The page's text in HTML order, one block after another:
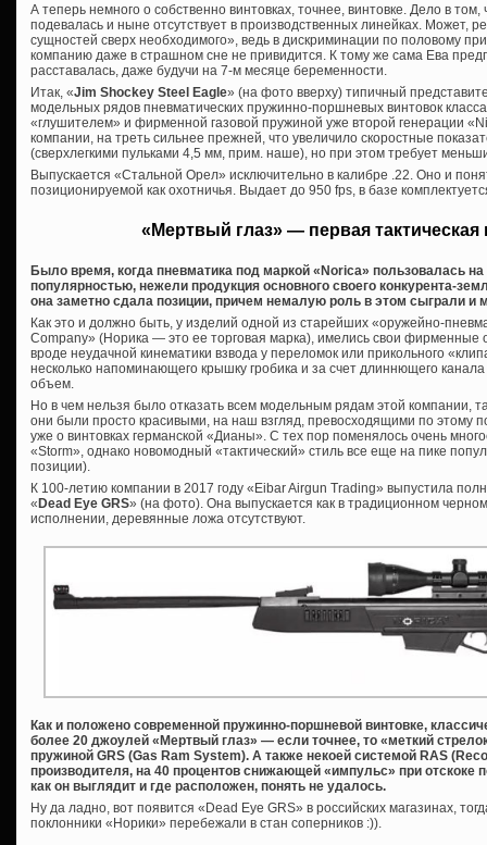
А теперь немного о собственно винтовках, точнее, винтовке. Дело в
подевалась и ныне отсутствует в производственных линейках. Может,
сущностей сверх необходимого», ведь в дискриминации по половому
компанию даже в страшном сне не привидится. К тому же сама Ева
расставалась, даже будучи на 7-м месяце беременности.
Итак, «Jim Shockey Steel Eagle» (на фото вверху) типичный
модельных рядов пневматических пружинно-поршневых винтовок
«глушителем» и фирменной газовой пружиной уже второй генерации
компании, на треть сильнее прежней, что увеличило скоростные
(сверхлегкими пульками 4,5 мм, прим. наше), но при этом требует
Выпускается «Стальной Орел» исключительно в калибре .22. Оно и
позиционируемой как охотничья. Выдает до 950 fps, в базе
«Мертвый глаз» — первая тактическая
Было время, когда пневматика под маркой «Norica» пользовалась
популярностью, нежели продукция основного своего конкурента-
она заметно сдала позиции, причем немалую роль в этом сыграли и
Как это и должно быть, у изделий одной из старейших «оружейно-
Company» (Норика — это ее торговая марка), имелись свои фирменные
вроде неудачной кинематики взвода у переломок или прикольного
несколько напоминающего крышку гробика и за счет длиннющего
объем.
Но в чем нельзя было отказать всем модельным рядам этой компании,
они были просто красивыми, на наш взгляд, превосходящими по этому
уже о винтовках германской «Дианы». С тех пор поменялось очень
«Storm», однако новомодный «тактический» стиль все еще на пике
позиции).
К 100-летию компании в 2017 году «Eibar Airgun Trading» выпустила
« Dead Eye GRS» (на фото). Она выпускается как в традиционном
исполнении, деревянные ложа отсутствуют.
Как и положено современной пружинно-поршневой винтовке,
более 20 джоулей «Мертвый глаз» — если точнее, то «меткий
пружиной GRS (Gas Ram System). А также некоей системой RAS
производителя, на 40 процентов снижающей «импульс» при
как он выглядит и где расположен, понять не удалось.
Ну да ладно, вот появится «Dead Eye GRS» в российских магазинах,
поклонники «Норики» перебежали в стан соперников :)).